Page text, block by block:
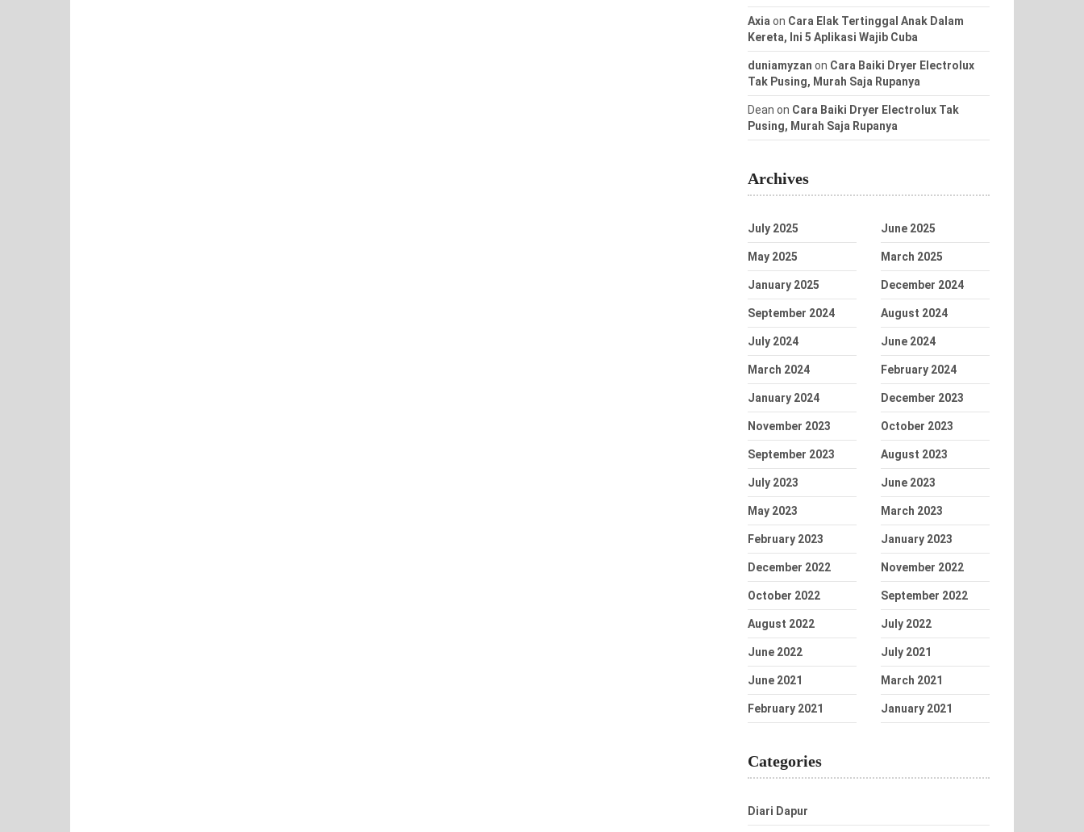
Axia on Cara Elak Tertinggal Anak Dalam
Kereta, Ini 5 Aplikasi Wajib Cuba
duniamyzan on Cara Baiki Dryer Electrolux
Tak Pusing, Murah Saja Rupanya
Dean on Cara Baiki Dryer Electrolux Tak
Pusing, Murah Saja Rupanya
Archives
July 2025 June 2025
May 2025 March 2025
January 2025 December 2024
September 2024 August 2024
July 2024 June 2024
March 2024 February 2024
January 2024 December 2023
November 2023 October 2023
September 2023 August 2023
July 2023 June 2023
May 2023 March 2023
February 2023 January 2023
December 2022 November 2022
October 2022 September 2022
August 2022 July 2022
June 2022 July 2021
June 2021 March 2021
February 2021 January 2021
Categories
Diari Dapur